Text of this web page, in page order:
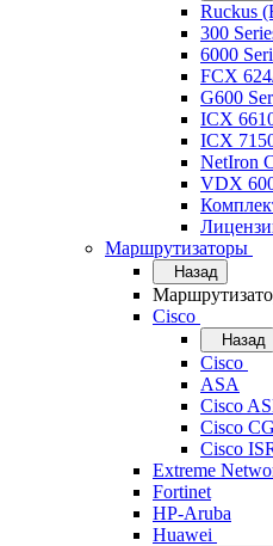
Ruckus
300
6000
FCX
G600
ICX
ICX
NetIron
VDX
Маршрутизаторы
Назад
Cisco
Назад
Cisco
ASA
Cisco
Cisco
Cisco
Extreme
Fortinet
HP-Aruba
Huawei